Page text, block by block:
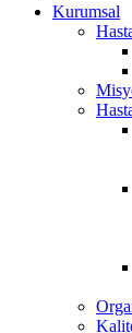
Kurumsal